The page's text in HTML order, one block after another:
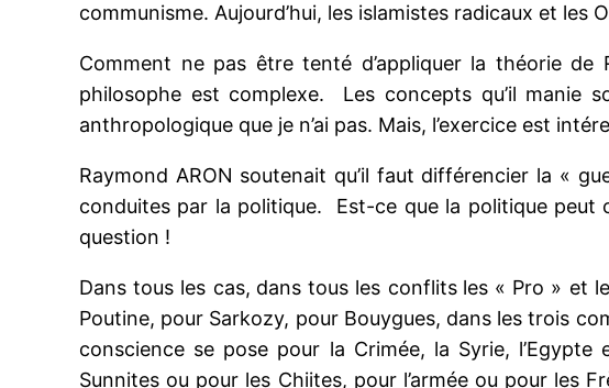
communisme. Aujourd’hui, les islamistes radicaux et les
Comment ne pas être tenté d’appliquer la théorie
philosophe est complexe. Les concepts qu’il manie
anthropologique que je n’ai pas. Mais, l’exercice est
Raymond ARON soutenait qu’il faut différencier la «
conduites par la politique. Est-ce que la politique peut
question !
Dans tous les cas, dans tous les conflits les « Pro » et
Poutine, pour Sarkozy, pour Bouygues, dans les trois
conscience se pose pour la Crimée, la Syrie,
Sunnites ou pour les Chiites, pour l’armée ou pour les